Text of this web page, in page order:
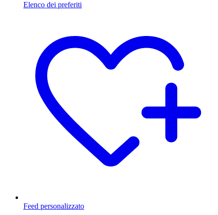
Elenco dei preferiti
Feed personalizzato